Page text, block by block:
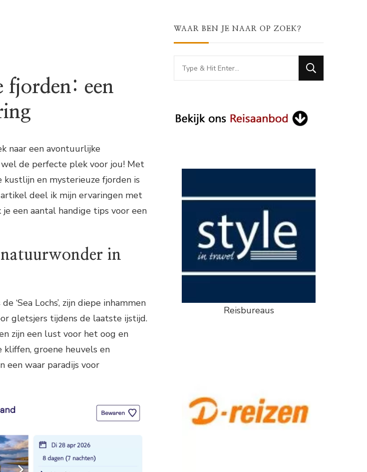
fjorden: een
naar een avontuurlijke
wel de perfecte plek voor jou! Met
kustlijn en mysterieuze fjorden is
deel ik mijn ervaringen met
een aantal handige tips voor een
natuurwonder in
‘Sea Lochs’, zijn diepe inhammen
gletsjers tijdens de laatste ijstijd.
zijn een lust voor het oog en
groene heuvels en
een waar paradijs voor
WAAR BEN JE NAAR OP ZOEK?
Looking
for
Reisbureaus